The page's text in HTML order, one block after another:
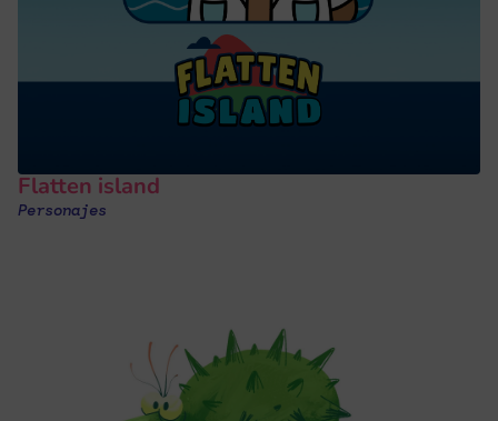
Flatten island
Personajes